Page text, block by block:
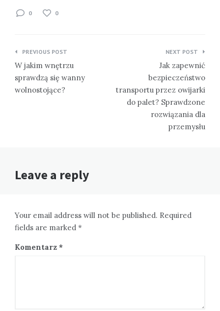
0 0
Nawigacja
wpisu
PREVIOUS POST
W jakim wnętrzu
sprawdzą się wanny
wolnostojące?
NEXT POST
Jak zapewnić
bezpieczeństwo
transportu przez owijarki
do palet? Sprawdzone
rozwiązania dla
przemysłu
Leave a reply
Your email address will not be published. Required
fields are marked *
Komentarz *